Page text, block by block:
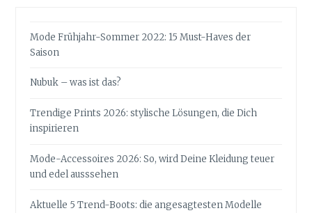
SOLLTE
Mode Frühjahr-Sommer 2022: 15 Must-Haves der
Saison
Nubuk – was ist das?
Trendige Prints 2026: stylische Lösungen, die Dich
inspirieren
Mode-Accessoires 2026: So, wird Deine Kleidung teuer
und edel ausssehen
Aktuelle 5 Trend-Boots: die angesagtesten Modelle